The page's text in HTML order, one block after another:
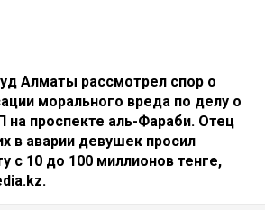
Алматы рассмотрел спор о
морального вреда по делу о
проспекте аль-Фараби. Отец
в аварии девушек просил
с 10 до 100 миллионов тенге,